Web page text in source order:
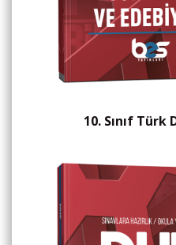
10. Sınıf Türk